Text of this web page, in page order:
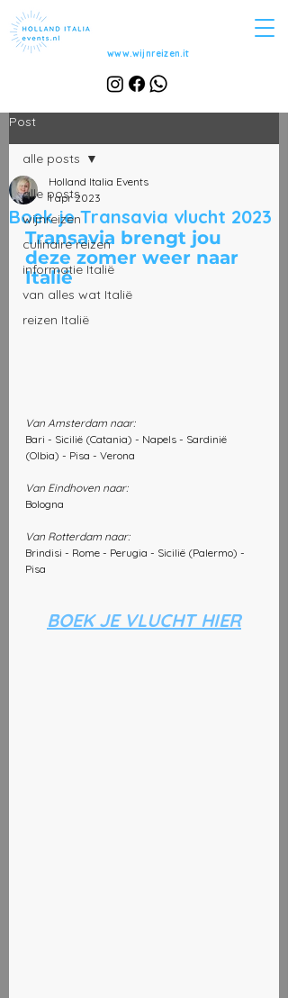
www.wijnreizen.it
Post
alle posts
wijnreizen
culinaire reizen
informatie Italië
van alles wat Italië
reizen Italië
alle posts
Boek je Transavia vlucht 2023
Holland Italia Events
1 apr 2023
Transavia brengt jou
deze zomer weer naar
Italië
Van Amsterdam naar:
Bari - Sicilië (Catania) - Napels - Sardinië
(Olbia) - Pisa - Verona
Van Eindhoven naar:
Bologna
Van Rotterdam naar:
Brindisi - Rome - Perugia - Sicilië (Palermo) -
Pisa
BOEK JE VLUCHT HIER